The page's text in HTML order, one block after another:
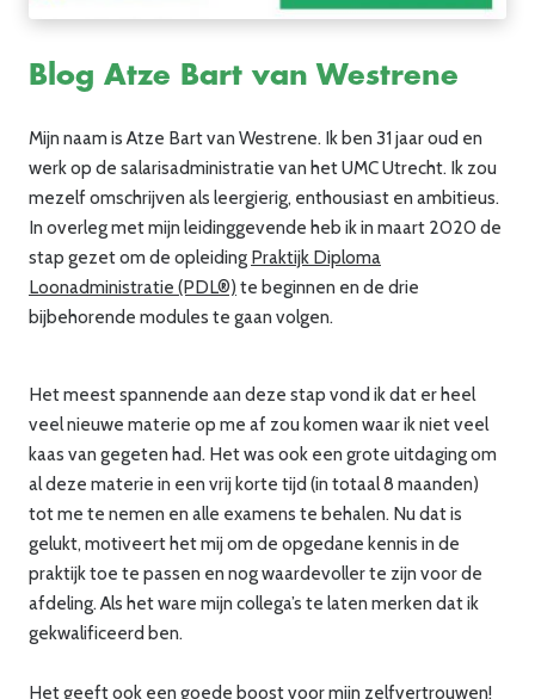
Blog Atze Bart van Westrene
Mijn naam is Atze Bart van Westrene. Ik ben 31 jaar oud en
werk op de salarisadministratie van het UMC Utrecht. Ik zou
mezelf omschrijven als leergierig, enthousiast en ambitieus.
In overleg met mijn leidinggevende heb ik in maart 2020 de
stap gezet om de opleiding Praktijk Diploma
Loonadministratie (PDL®) te beginnen en de drie
bijbehorende modules te gaan volgen.
Het meest spannende aan deze stap vond ik dat er heel
veel nieuwe materie op me af zou komen waar ik niet veel
kaas van gegeten had. Het was ook een grote uitdaging om
al deze materie in een vrij korte tijd (in totaal 8 maanden)
tot me te nemen en alle examens te behalen. Nu dat is
gelukt, motiveert het mij om de opgedane kennis in de
praktijk toe te passen en nog waardevoller te zijn voor de
afdeling. Als het ware mijn collega’s te laten merken dat ik
gekwalificeerd ben.
Het geeft ook een goede boost voor mijn zelfvertrouwen!